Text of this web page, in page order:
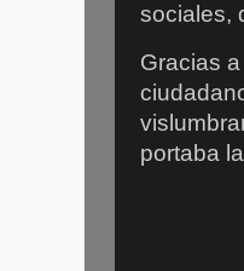
sociales,
Gracias
portaba